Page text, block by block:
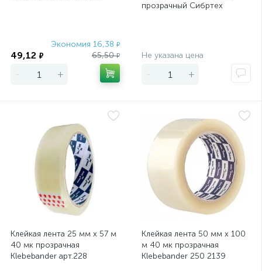
Экономия 16,38 ₽
49,12 ₽ 65,50₽
- +
прозрачный Сибртех
Не указана цена
- +
Клейкая лента 25 мм х 57 м
40 мк прозрачная
Klebebander арт.228
Клейкая лента 50 мм х 100
м 40 мк прозрачная
Klebebander 250 2139